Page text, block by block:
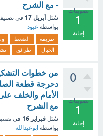
تصويتات
1
إجابة
- مع الشرح
سُئل أبريل 17 في
بواسطة عبود
طريقة الضغط
الحبال
طرائق
0
تصويتات
1
إجابة
من خطوات
دحرجة قطعة
الأمام والخلف
مع الشرح
سُئل فبراير 16 في
بواسطة ابوعبدالله